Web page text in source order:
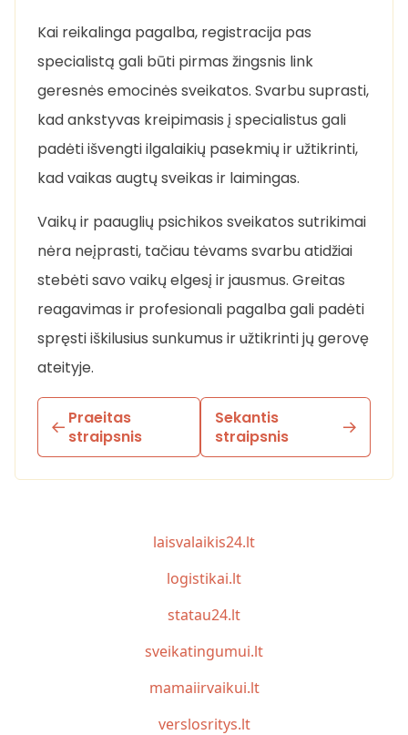
Kai reikalinga pagalba, registracija pas
specialistą gali būti pirmas žingsnis link
geresnės emocinės sveikatos. Svarbu suprasti,
kad ankstyvas kreipimasis į specialistus gali
padėti išvengti ilgalaikių pasekmių ir užtikrinti,
kad vaikas augtų sveikas ir laimingas.
Vaikų ir paauglių psichikos sveikatos sutrikimai
nėra neįprasti, tačiau tėvams svarbu atidžiai
stebėti savo vaikų elgesį ir jausmus. Greitas
reagavimas ir profesionali pagalba gali padėti
spręsti iškilusius sunkumus ir užtikrinti jų gerovę
ateityje.
Praeitas
straipsnis
Sekantis
straipsnis
laisvalaikis24.lt
logistikai.lt
statau24.lt
sveikatingumui.lt
mamaiirvaikui.lt
verslosritys.lt